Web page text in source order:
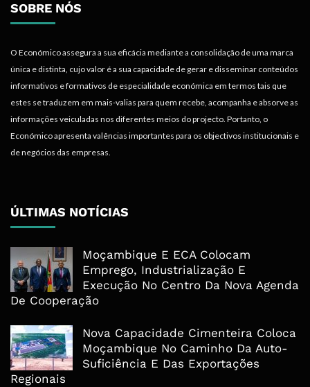
SOBRE NÓS
O Económico assegura a sua eficácia mediante a consolidação de uma marca
única e distinta, cujo valor é a sua capacidade de gerar e disseminar conteúdos
informativos e formativos de especialidade económica em termos tais que
estes se traduzem em mais-valias para quem recebe, acompanha e absorve as
informações veiculadas nos diferentes meios do projecto. Portanto, o
Económico apresenta valências importantes para os objectivos institucionais e
de negócios das empresas.
ÚLTIMAS NOTÍCIAS
Moçambique E ECA Colocam
Emprego, Industrialização E
Execução No Centro Da Nova Agenda
De Cooperação
Nova Capacidade Cimenteira Coloca
Moçambique No Caminho Da Auto-
Suficiência E Das Exportações
Regionais